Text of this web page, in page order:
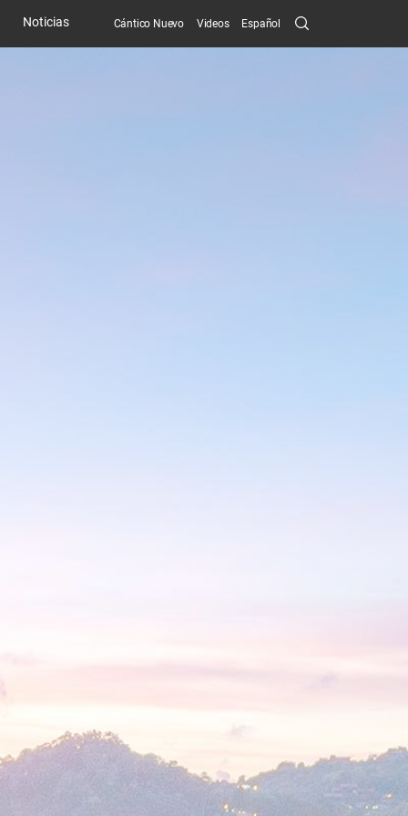
Noticias Cántico Nuevo Videos Español Search
Submit